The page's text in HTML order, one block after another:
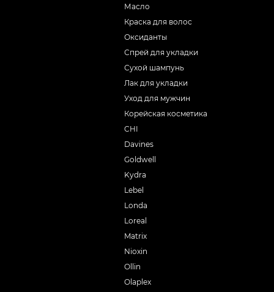
Масло
Краска для волос
Оксиданты
Спрей для укладки
Сухой шампунь
Лак для укладки
Уход для мужчин
Корейская косметика
CHI
Davines
Goldwell
Kydra
Lebel
Londa
Loreal
Matrix
Nioxin
Ollin
Olaplex